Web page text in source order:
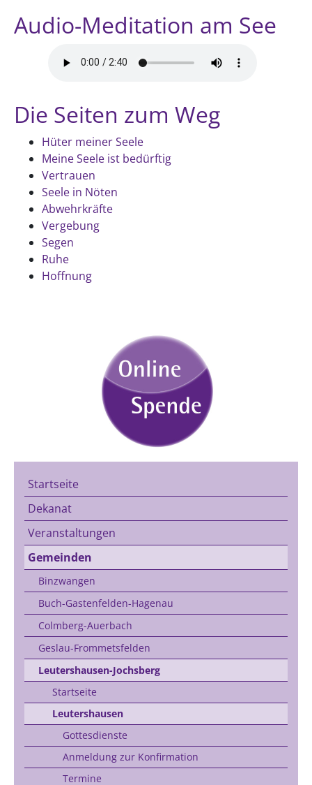
Audio-Meditation am See
Die Seiten zum Weg
Hüter meiner Seele
Meine Seele ist bedürftig
Vertrauen
Seele in Nöten
Abwehrkräfte
Vergebung
Segen
Ruhe
Hoffnung
Startseite
Dekanat
Veranstaltungen
Gemeinden
Binzwangen
Buch-Gastenfelden-Hagenau
Colmberg-Auerbach
Geslau-Frommetsfelden
Leutershausen-Jochsberg
Startseite
Leutershausen
Gottesdienste
Anmeldung zur Konfirmation
Termine